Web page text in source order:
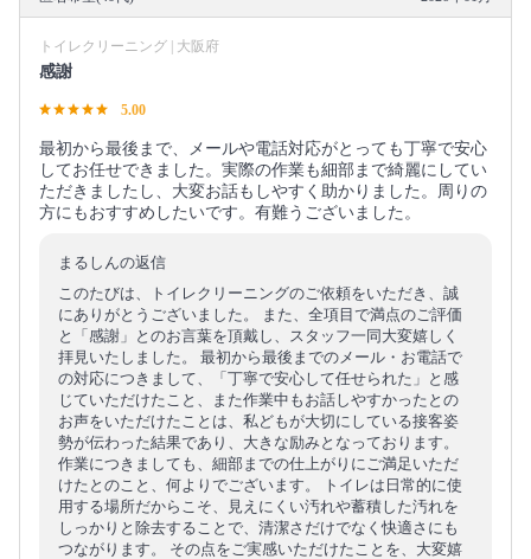
トイレクリーニング | 大阪府
感謝
5.00
最初から最後まで、メールや電話対応がとっても丁寧で安心
してお任せできました。実際の作業も細部まで綺麗にしてい
ただきましたし、大変お話もしやすく助かりました。周りの
方にもおすすめしたいです。有難うございました。
まるしんの返信
このたびは、トイレクリーニングのご依頼をいただき、誠
にありがとうございました。 また、全項目で満点のご評価
と「感謝」とのお言葉を頂戴し、スタッフ一同大変嬉しく
拝見いたしました。 最初から最後までのメール・お電話で
の対応につきまして、「丁寧で安心して任せられた」と感
じていただけたこと、また作業中もお話しやすかったとの
お声をいただけたことは、私どもが大切にしている接客姿
勢が伝わった結果であり、大きな励みとなっております。
作業につきましても、細部までの仕上がりにご満足いただ
けたとのこと、何よりでございます。 トイレは日常的に使
用する場所だからこそ、見えにくい汚れや蓄積した汚れを
しっかりと除去することで、清潔さだけでなく快適さにも
つながります。 その点をご実感いただけたことを、大変嬉